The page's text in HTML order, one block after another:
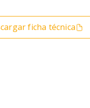
ficha técnica